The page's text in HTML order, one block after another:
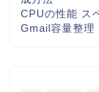
CPUの性能 ス
Gmail容量整